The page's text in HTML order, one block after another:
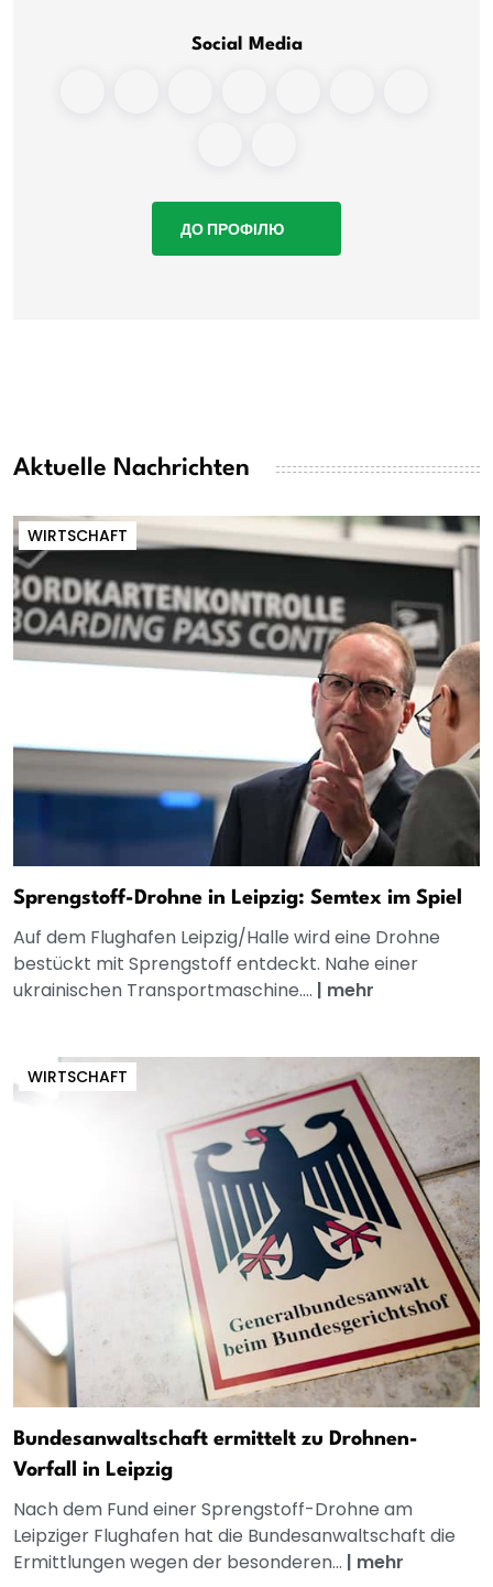
Social Media
ДО ПРОФІЛЮ
Aktuelle Nachrichten
WIRTSCHAFT
Sprengstoff-Drohne in Leipzig: Semtex im Spiel
Auf dem Flughafen Leipzig/Halle wird eine Drohne
bestückt mit Sprengstoff entdeckt. Nahe einer
ukrainischen Transportmaschine.... | mehr
WIRTSCHAFT
Bundesanwaltschaft ermittelt zu Drohnen-
Vorfall in Leipzig
Nach dem Fund einer Sprengstoff-Drohne am
Leipziger Flughafen hat die Bundesanwaltschaft die
Ermittlungen wegen der besonderen... | mehr